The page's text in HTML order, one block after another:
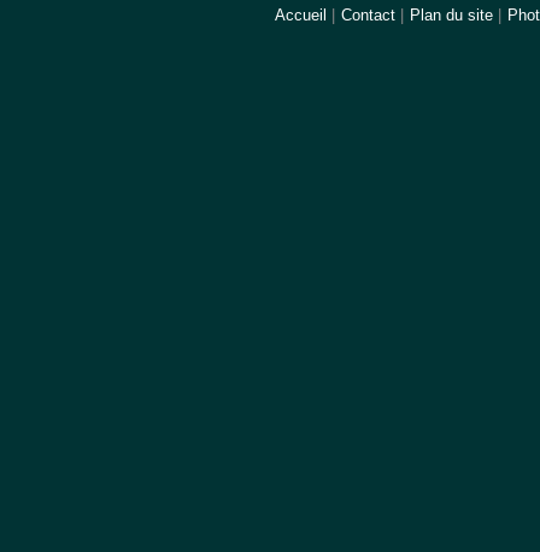
Accueil | Contact | Plan du site |